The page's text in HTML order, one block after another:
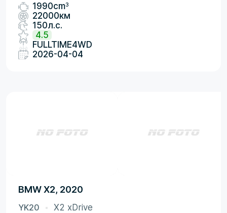
1990cm3
22000км
150л.с.
4.5
FULLTIME4WD
2026-04-04
BMW X2, 2020
YK20 X2 xDrive